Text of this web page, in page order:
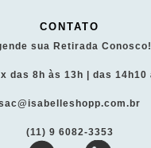
CONTATO
sua Retirada Conosco!
das 8h às 13h | das 14h10
(11) 9 6082-3353